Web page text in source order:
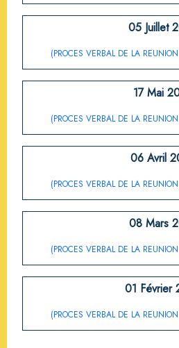
05 Juillet
(PROCES VERBAL DE LA
17 Mai
(PROCES VERBAL DE LA
06 Avril
(PROCES VERBAL DE LA
08 Mars
(PROCES VERBAL DE LA
01 Février
(PROCES VERBAL DE LA